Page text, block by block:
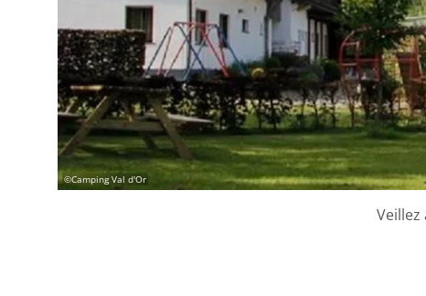
©Camping Val d'Or
Veillez